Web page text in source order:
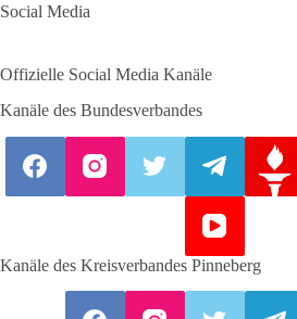
Social Media
Offizielle Social Media Kanäle
Kanäle des Bundesverbandes
Kanäle des Kreisverbandes Pinneberg